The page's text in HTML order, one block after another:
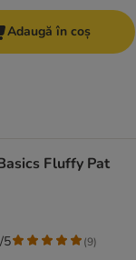
Adaugă în coș
Fluffy Pat
5 (9)